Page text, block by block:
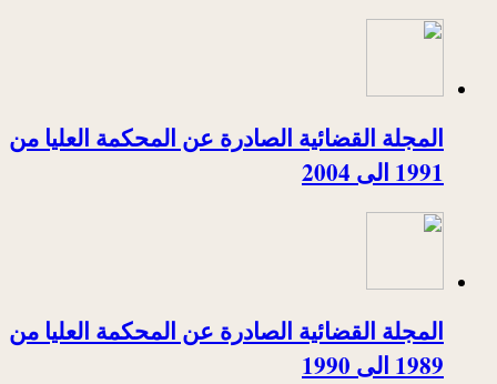
المجلة القضائية الصادرة عن المحكمة العليا من
1991 الى 2004
المجلة القضائية الصادرة عن المحكمة العليا من
1989 الى 1990